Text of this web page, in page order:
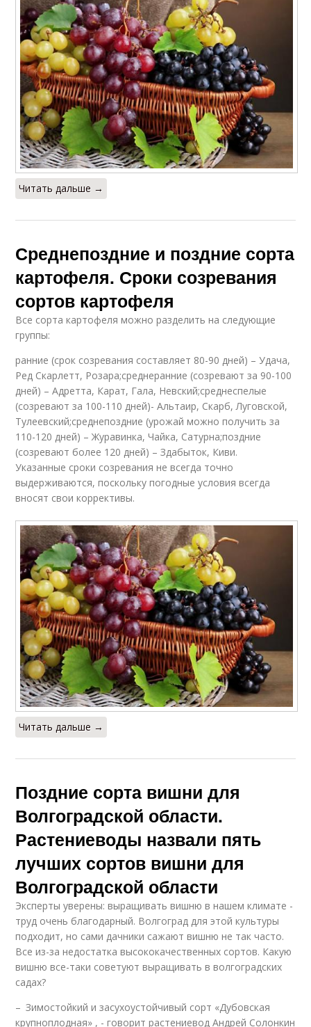
Читать дальше →
Среднепоздние и поздние сорта
картофеля. Сроки созревания
сортов картофеля
Все сорта картофеля можно разделить на следующие
группы:
ранние (срок созревания составляет 80-90 дней) – Удача,
Ред Скарлетт, Розара;среднеранние (созревают за 90-100
дней) – Адретта, Карат, Гала, Невский;среднеспелые
(созревают за 100-110 дней)- Альтаир, Скарб, Луговской,
Тулеевский;среднепоздние (урожай можно получить за
110-120 дней) – Журавинка, Чайка, Сатурна;поздние
(созревают более 120 дней) – Здабыток, Киви.
Указанные сроки созревания не всегда точно
выдерживаются, поскольку погодные условия всегда
вносят свои коррективы.
Читать дальше →
Поздние сорта вишни для
Волгоградской области.
Растениеводы назвали пять
лучших сортов вишни для
Волгоградской области
Эксперты уверены: выращивать вишню в нашем климате -
труд очень благодарный. Волгоград для этой культуры
подходит, но сами дачники сажают вишню не так часто.
Все из-за недостатка высококачественных сортов. Какую
вишню все-таки советуют выращивать в волгоградских
садах?
– Зимостойкий и засухоустойчивый сорт «Дубовская
крупноплодная» , - говорит растениевод Андрей Солонкин